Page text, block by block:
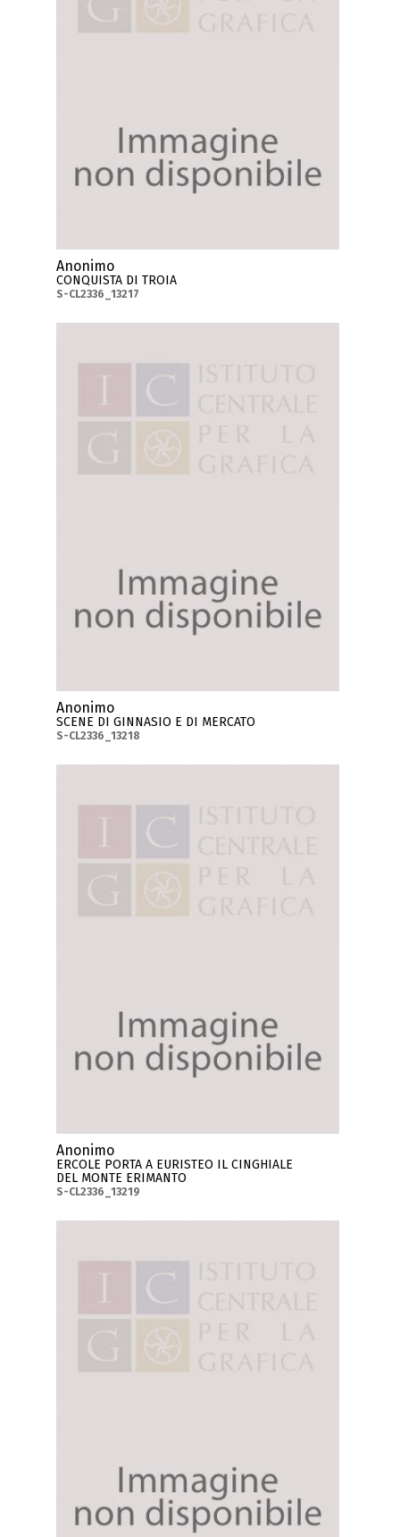
Anonimo
CONQUISTA DI TROIA
S-CL2336_13217
Anonimo
SCENE DI GINNASIO E DI MERCATO
S-CL2336_13218
Anonimo
ERCOLE PORTA A EURISTEO IL CINGHIALE
DEL MONTE ERIMANTO
S-CL2336_13219